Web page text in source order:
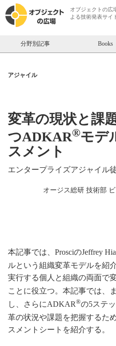
オブジェクトの広
よる技術発表サイ
分野別記事 Books
アジャイル
変革の現状と課
つADKAR®モデ
スメント
エンタープライズアジャイル
オージス総研 技術部
本記事では、ProsciのJeffrey
ルという組織変革モデルを紹
実行する個人と組織の両面で
ことに役立つ。本記事では、
し、さらにADKAR®の5ステ
革の状況や課題を把握するた
スメントシートを紹介する。